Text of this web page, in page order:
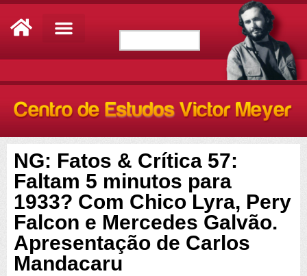
NG: Fatos & Crítica 57:
Faltam 5 minutos para
1933? Com Chico Lyra, Pery
Falcon e Mercedes Galvão.
Apresentação de Carlos
Mandacaru